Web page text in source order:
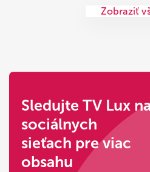
Zobraziť
Sledujte TV Lux
sociálnych
sieťach pre viac
obsahu